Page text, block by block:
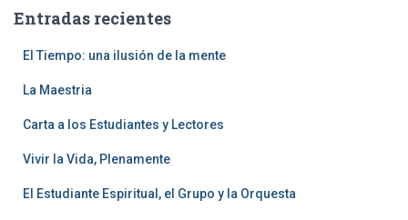
r
Entradas recientes
El Tiempo: una ilusión de la mente
La Maestria
Carta a los Estudiantes y Lectores
Vivir la Vida, Plenamente
El Estudiante Espiritual, el Grupo y la Orquesta